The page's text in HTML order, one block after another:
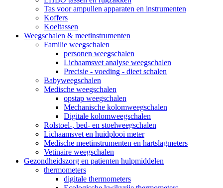
Tas voor ampullen apparaten en instrumenten
Koffers
Koeltassen
Weegschalen & meetinstrumenten
Familie weegschalen
personen weegschalen
Lichaamsvet analyse weegschalen
Precisie - voeding - dieet schalen
Babyweegschalen
Medische weegschalen
opstap weegschalen
Mechanische kolomweegschalen
Digitale kolomweegschalen
Rolstoel-, bed- en stoelweegschalen
Lichaamsvet en huidplooi meter
Medische meetinstrumenten en hartslagmeters
Vetinaire weegschalen
Gezondheidszorg en patienten hulpmiddelen
thermometers
digitale thermometers